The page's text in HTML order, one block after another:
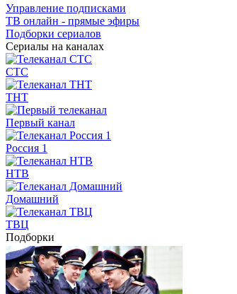
Управление подписками
ТВ онлайн - прямые эфиры
Подборки сериалов
Сериалы на каналах
СТС
ТНТ
Первый канал
Россия 1
НТВ
Домашний
ТВЦ
Подборки